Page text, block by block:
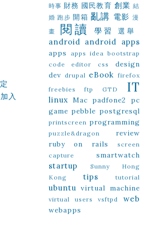
入
時事 財務 國民教育 創業 結
婚 跑步 開箱 亂講 電影 漫
畫
閱讀 學習 選舉
android android apps
apps apps idea bootstrap
code editor
css
design
dev drupal eBook firefox
freebies
ftp GTD IT
linux Mac padfone2
pc
game pebble postgresql
printscreen programming
puzzle&dragon
review
ruby on rails
screen
capture
smartwatch
startup
Sunny Hong
Kong
tips tutorial
ubuntu virtual machine
virtual users vsftpd web
webapps